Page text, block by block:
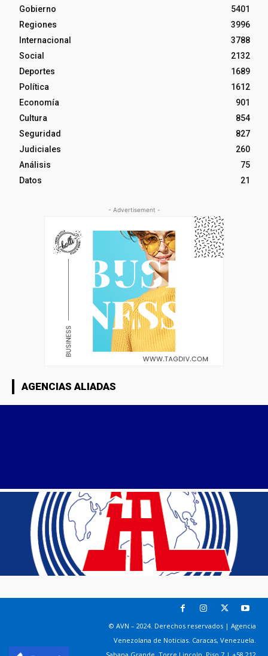
Gobierno
5401
Regiones
3996
Internacional
3788
Social
2132
Deportes
1689
Política
1612
Economía
901
Cultura
854
Seguridad
827
Judiciales
260
Análisis
75
Datos
21
- Advertisement -
AGENCIAS ALIADAS
© AVN – 2024. Derechos reservados | Agencia
Venezolana de Noticias. Caracas, Venezuela.